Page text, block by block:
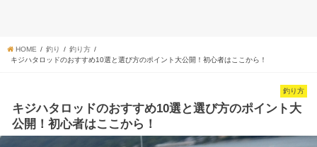
HOME 釣り
釣り方
キジハタロッドのおすすめ10選と選び方のポイント大公開！初心者はここから！
釣り方
キジハタロッドのおすすめ10選と選び方のポイント大
公開！初心者はここから！